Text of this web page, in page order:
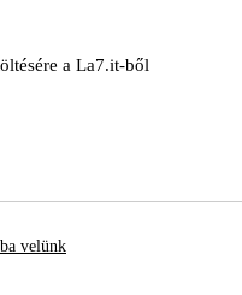
a La7.it-ből
velünk